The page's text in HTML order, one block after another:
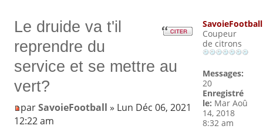
Le druide va t'il
reprendre du
service et se mettre au
vert?
parSavoieFootball » Lun Déc 06, 2021
12:22 am
SavoieFootball
Coupeur
de citrons
Messages:
20
Enregistré
le: Mar Aoû
14, 2018
8:32 am